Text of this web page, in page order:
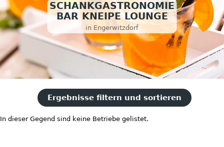
SCHANKGASTRONOMIE
BAR KNEIPE LOUNGE
in Engerwitzdorf
Ergebnisse filtern und sortieren
In dieser Gegend sind keine Betriebe gelistet.